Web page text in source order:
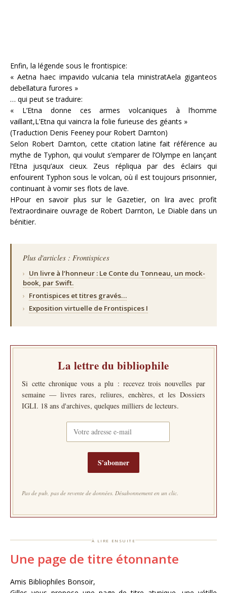
Enfin, la légende sous le frontispice:
« Aetna haec impavido vulcania tela ministratAela giganteos
debellatura furores »
… qui peut se traduire:
« L’Etna donne ces armes volcaniques à l’homme
vaillant,L’Etna qui vaincra la folie furieuse des géants »
(Traduction Denis Feeney pour Robert Darnton)
Selon Robert Darnton, cette citation latine fait référence au
mythe de Typhon, qui voulut s’emparer de l’Olympe en lançant
l’Etna jusqu’aux cieux. Zeus répliqua par des éclairs qui
enfouirent Typhon sous le volcan, où il est toujours prisonnier,
continuant à vomir ses flots de lave.
HPour en savoir plus sur le Gazetier, on lira avec profit
l’extraordinaire ouvrage de Robert Darnton, Le Diable dans un
bénitier.
Plus d'articles : Frontispices
› Un livre à l’honneur : Le Conte du Tonneau, un mock-
book, par Swift.
› Frontispices et titres gravés…
› Exposition virtuelle de Frontispices I
La lettre du bibliophile
Si cette chronique vous a plu : recevez trois nouvelles par
semaine — livres rares, reliures, enchères, et les Dossiers
IGLI. 18 ans d'archives, quelques milliers de lecteurs.
S'abonner
Pas de pub, pas de revente de données. Désabonnement en un clic.
à lire ensuite
Une page de titre étonnante
Amis Bibliophiles Bonsoir,